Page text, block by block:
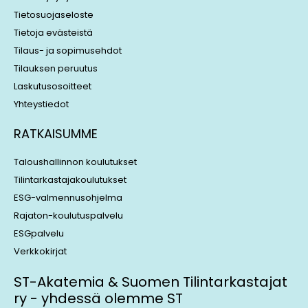
n
Tietosuojaseloste
Tietoja evästeistä
Tilaus- ja sopimusehdot
Tilauksen peruutus
Laskutusosoitteet
Yhteystiedot
RATKAISUMME
Taloushallinnon koulutukset
Tilintarkastajakoulutukset
ESG-valmennusohjelma
Rajaton-koulutuspalvelu
ESGpalvelu
Verkkokirjat
ST-Akatemia & Suomen Tilintarkastajat
ry - yhdessä olemme ST